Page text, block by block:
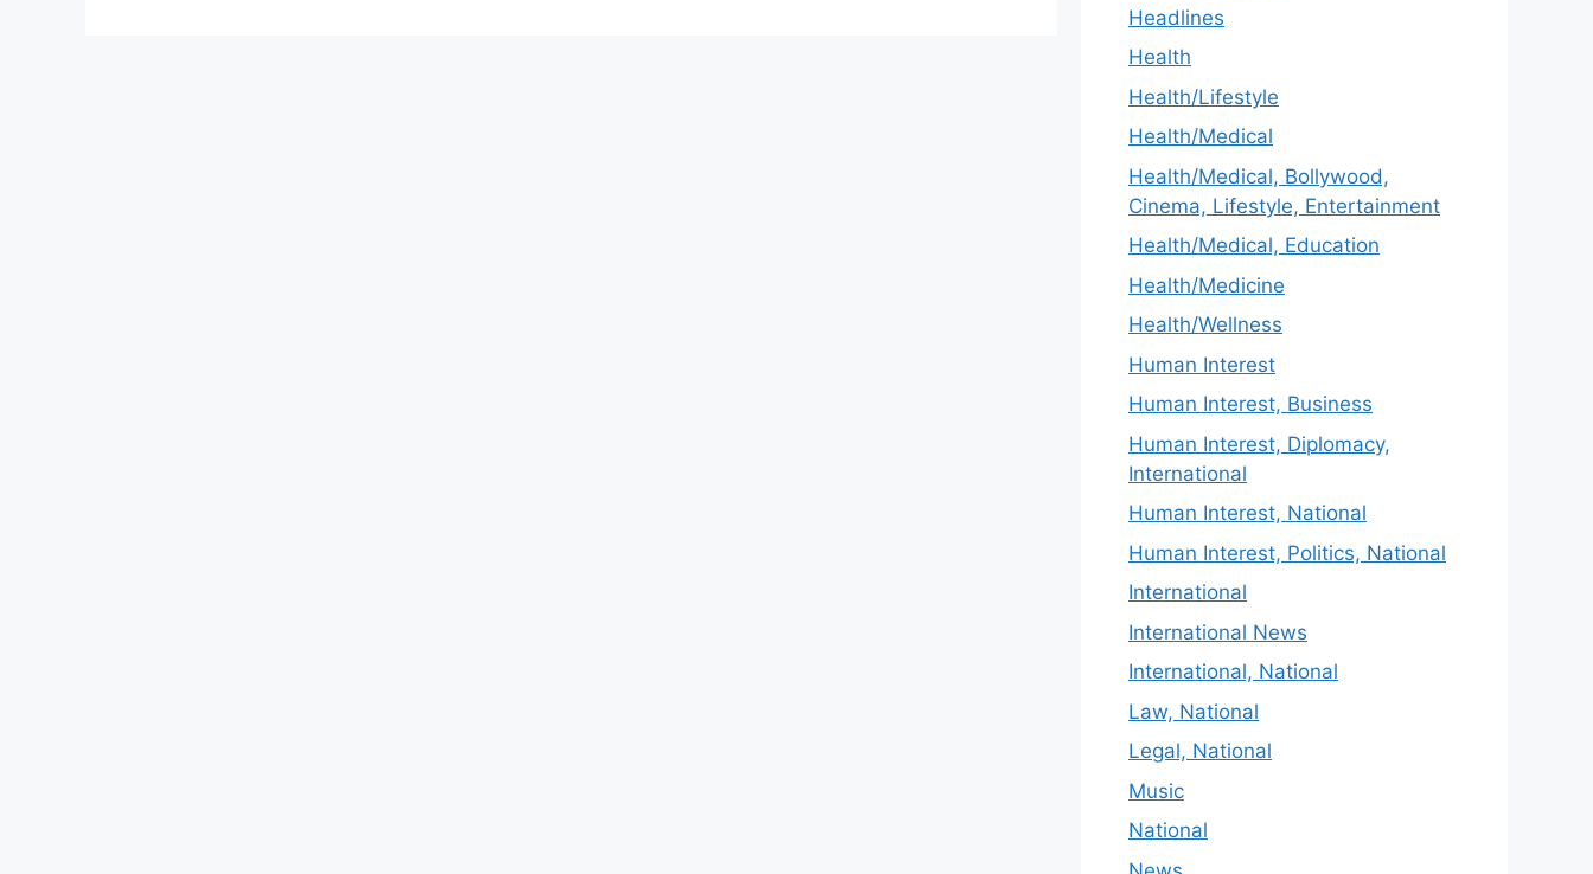
Headlines
Health
Health/Lifestyle
Health/Medical
Health/Medical, Bollywood,
Cinema, Lifestyle, Entertainment
Health/Medical, Education
Health/Medicine
Health/Wellness
Human Interest
Human Interest, Business
Human Interest, Diplomacy,
International
Human Interest, National
Human Interest, Politics, National
International
International News
International, National
Law, National
Legal, National
Music
National